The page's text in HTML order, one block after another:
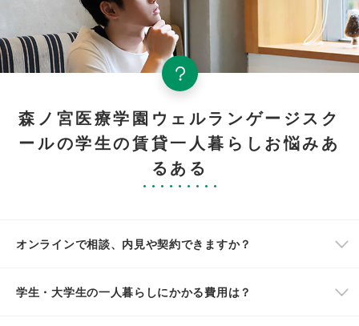
森ノ宮医療学園ウェルランゲージスク
ールの学生の賃貸一人暮らしお悩みあ
るある
オンラインで相談、内見や契約できますか？
学生・大学生の一人暮らしにかかる費用は？